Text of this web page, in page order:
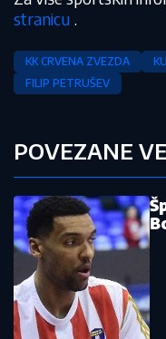
stranicu .
KK CRVENA ZVEZDA
FILIP PETRUŠEV
POVEZANE